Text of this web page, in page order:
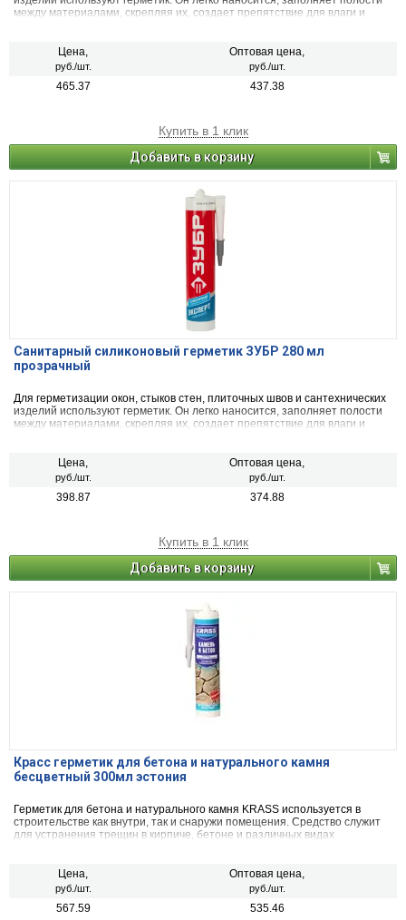
между материалами, скрепляя их, создает препятствие для влаги и
Цена,
руб./шт.
Оптовая цена,
руб./шт.
465.37 437.38
Купить в 1 клик
Добавить в корзину
Санитарный силиконовый герметик ЗУБР 280 мл
прозрачный
Для герметизации окон, стыков стен, плиточных швов и сантехнических
изделий используют герметик. Он легко наносится, заполняет полости
между материалами, скрепляя их, создает препятствие для влаги и
Цена,
руб./шт.
Оптовая цена,
руб./шт.
398.87 374.88
Купить в 1 клик
Добавить в корзину
Красс герметик для бетона и натурального камня
бесцветный 300мл эстония
Герметик для бетона и натурального камня KRASS используется в
строительстве как внутри, так и снаружи помещения. Средство служит
для устранения трещин в кирпиче, бетоне и различных видах
выдерживает деформации и негативное воздействие влаги,
ультрафиолетового излучения и перепадов температур.
Цена,
руб./шт.
Оптовая цена,
руб./шт.
567.59 535.46